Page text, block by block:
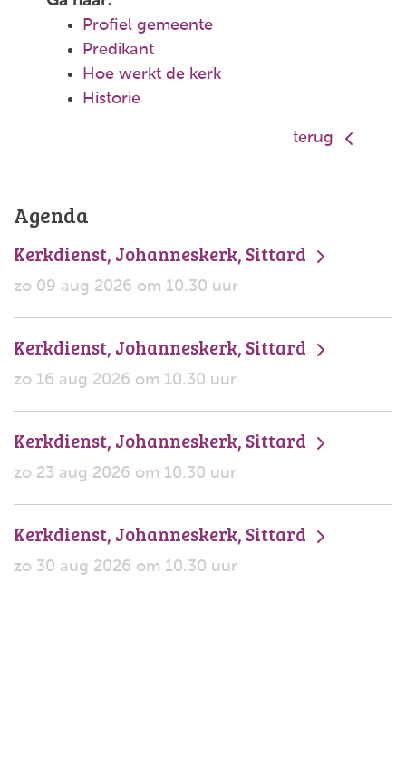
Profiel gemeente
Predikant
Hoe werkt de kerk
Historie
terug
Agenda
Kerkdienst, Johanneskerk, Sittard
zo 09 aug 2026 om 10.30 uur
Kerkdienst, Johanneskerk, Sittard
zo 16 aug 2026 om 10.30 uur
Kerkdienst, Johanneskerk, Sittard
zo 23 aug 2026 om 10.30 uur
Kerkdienst, Johanneskerk, Sittard
zo 30 aug 2026 om 10.30 uur